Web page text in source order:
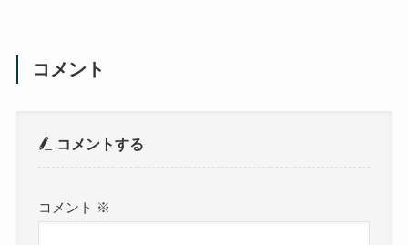
コメント
コメントする
コメント ※